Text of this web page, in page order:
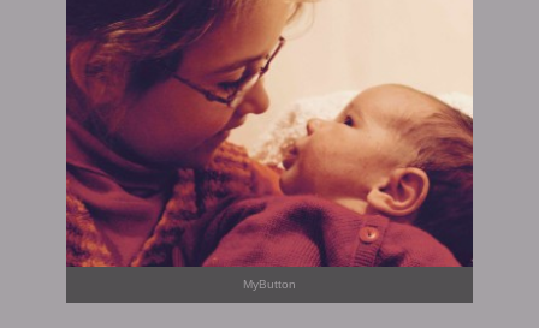
MyButton